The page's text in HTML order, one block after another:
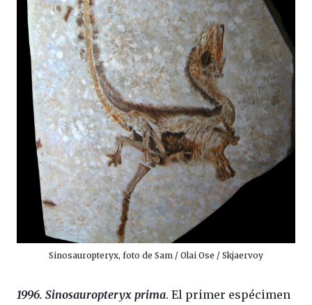
Sinosauropteryx, foto de Sam / Olai Ose / Skjaervoy
1996. Sinosauropteryx prima. El primer espécimen